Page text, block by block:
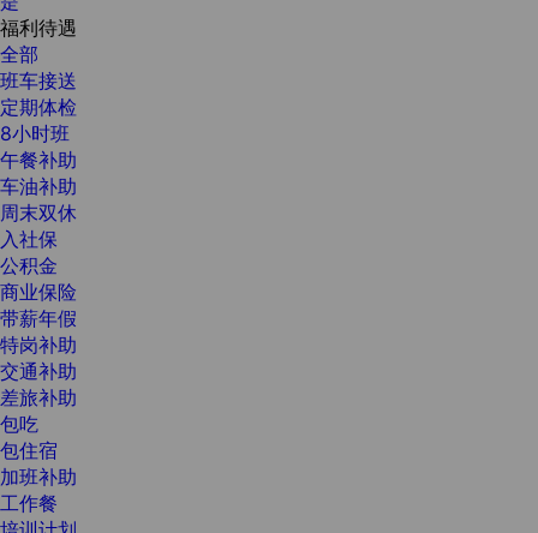
福利待遇
全部
班车接送
定期体检
8小时班
午餐补助
车油补助
周末双休
入社保
公积金
商业保险
带薪年假
特岗补助
交通补助
差旅补助
包吃
包住宿
加班补助
工作餐